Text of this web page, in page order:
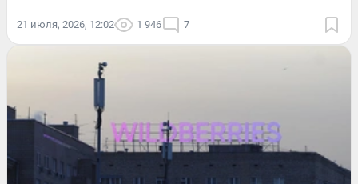
21 июля, 2026, 12:02 1 946 7